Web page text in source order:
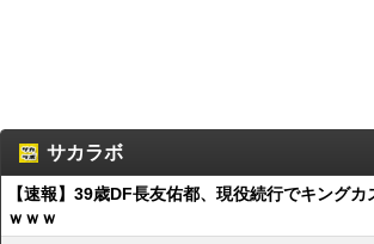
サカラボ
【速報】39歳DF長友佑都、現役続行でキング
ｗｗｗ